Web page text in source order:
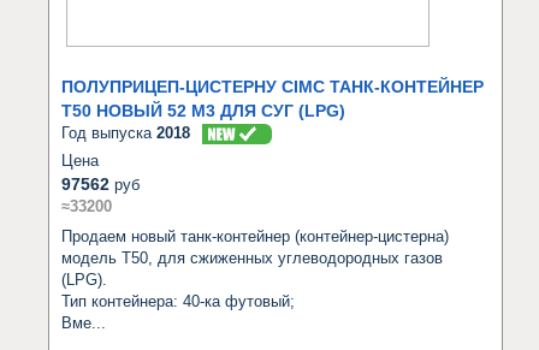
ПОЛУПРИЦЕП-ЦИСТЕРНУ CIMC ТАНК-КОНТЕЙНЕР
T50 НОВЫЙ 52 М3 ДЛЯ СУГ (LPG)
Год выпуска 2018
Цена
97562 руб
≈33200
Продаем новый танк-контейнер (контейнер-цистерна)
модель Т50, для сжиженных углеводородных газов
(LPG).
Тип контейнера: 40-ка футовый;
Вме...